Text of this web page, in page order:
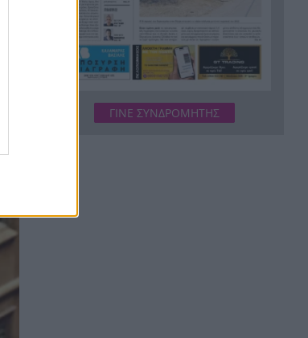
έχασε τις αισθήσεις του και τη
ζωή του! ΦΩΤΟ
20:12 Κόκκινα τα 118 κτίρια στις 325
αυτοψίες των πληγεισών
καταστροφικές πυρκαγιές
ΓΙΝΕ ΣΥΝΔΡΟΜΗΤΗΣ